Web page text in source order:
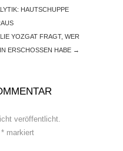
HAUTSCHUPPE
YOZGAT FRAGT, WER
ERSCHOSSEN HABE →
veröffentlicht.
* markiert